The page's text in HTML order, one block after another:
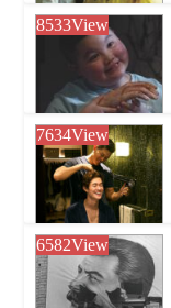
8533View
7634View
6582View